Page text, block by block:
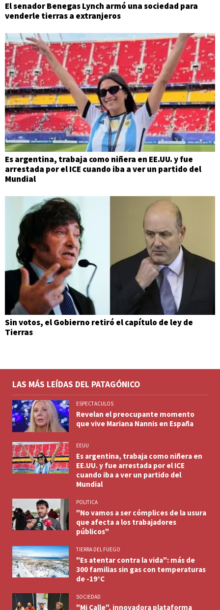
El senador Benegas Lynch armó una sociedad para
venderle tierras a extranjeros
Es argentina, trabaja como niñera en EE.UU. y fue
arrestada por el ICE cuando iba a ver un partido del
Mundial
Sin votos, el Gobierno retiró el capítulo de ley de
Tierras
LAS MÁS LEÍDAS DEL PATAGÓNICO
ESPECTACULOS
Revelan el preocupante momento
que vive Mariana Nannis en España
EEUU
Es argentina, trabaja como niñera en
EE.UU. y fue arrestada por el ICE
cuando iba a ver un partido del
Mundial
POLITICA
"No vamos a ser cómplices de la usura
que afecta a los trabajadores
públicos"
TIERRA DEL FUEGO
"Es atentar contra la vida": más de
300 familias sin gas con temperaturas
de -19°C
SOCIEDAD
"Mi Calle", innovadora plataforma